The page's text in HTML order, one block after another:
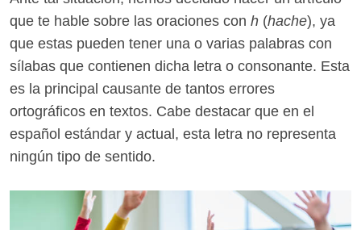
que te hable sobre las oraciones con h (hache), ya
que estas pueden tener una o varias palabras con
sílabas que contienen dicha letra o consonante. Esta
es la principal causante de tantos errores
ortográficos en textos. Cabe destacar que en el
español estándar y actual, esta letra no representa
ningún tipo de sentido.